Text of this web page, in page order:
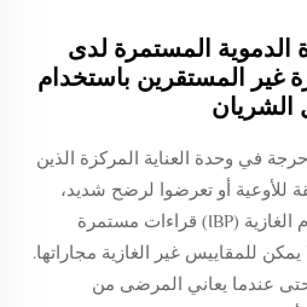
الدموية المستمرة لدى
غير المستقرين باستخدام
الشريان
في وحدة العناية المركزة الذين
للأوعية أو تعرضوا لرضح شديد،
توفر كابلات قياس ضغط الدم الغازية (IBP) قراءات مستمرة
للمقاييس غير الغازية مجاراتها.
عندما يعاني المرضى من